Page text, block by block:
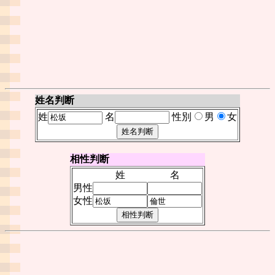
姓名判断
姓
名 性別 男 女
相性判断
姓
名
男性
女性